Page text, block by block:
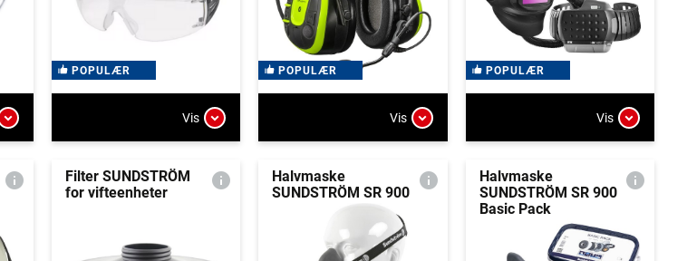
POPULÆR
Vis
POPULÆR
Vis
POPULÆR
Vis
Filter SUNDSTRÖM
for vifteenheter
Halvmaske
SUNDSTRÖM SR 900
Halvmaske
SUNDSTRÖM SR 900
Basic Pack